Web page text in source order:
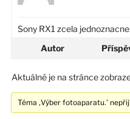
Sony RX1 zcela jednoznacne.
Autor
Aktuálně je na stránce
Téma ‚Výber fotoaparatu.’